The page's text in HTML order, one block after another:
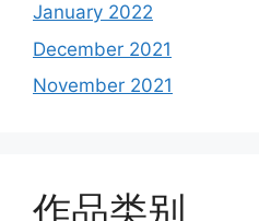
January 2022
December 2021
November 2021
作品类别